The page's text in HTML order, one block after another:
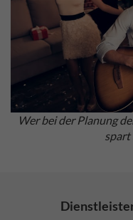
Wer bei der Planung
spart